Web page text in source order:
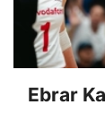
Ebrar